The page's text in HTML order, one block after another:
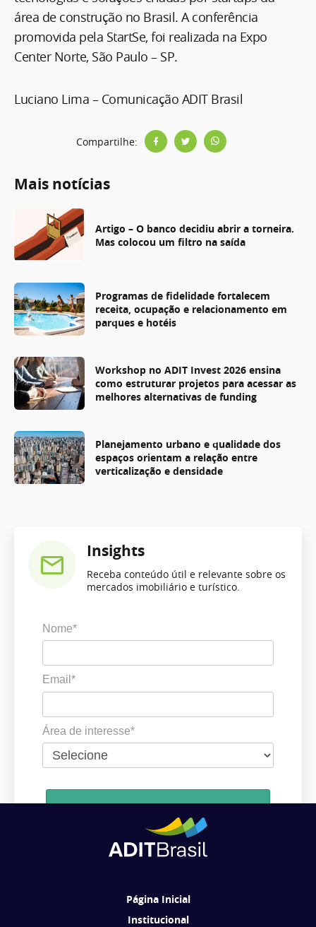
área de construção no Brasil. A conferência
promovida pela StartSe, foi realizada na Expo
Center Norte, São Paulo – SP.
Luciano Lima – Comunicação ADIT Brasil
Compartilhe:
Mais notícias
Artigo – O banco decidiu abrir a torneira.
Mas colocou um filtro na saída
Programas de fidelidade fortalecem
receita, ocupação e relacionamento em
parques e hotéis
Workshop no ADIT Invest 2026 ensina
como estruturar projetos para acessar as
melhores alternativas de funding
Planejamento urbano e qualidade dos
espaços orientam a relação entre
verticalização e densidade
Insights
Receba conteúdo útil e relevante sobre os
mercados imobiliário e turístico.
Nome*
Email*
Área de interesse*
Ao se cadastrar, você concorda em receber comunicações da ADIT
Página Inicial
Institucional